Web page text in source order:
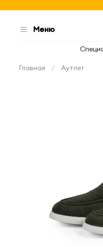
Меню
Главная Аутлет